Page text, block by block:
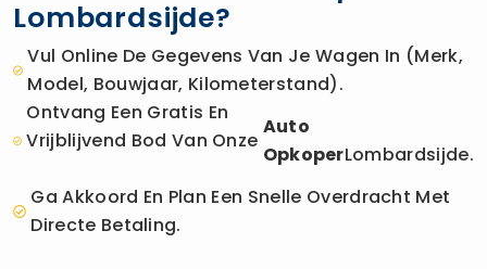
Lombardsijde?
Vul Online De Gegevens Van Je Wagen In (merk,
Model, Bouwjaar, Kilometerstand).
Ontvang Een Gratis En
Vrijblijvend Bod Van Onze
Auto
OpkoperLombardsijde.
Ga Akkoord En Plan Een Snelle Overdracht Met
Directe Betaling.